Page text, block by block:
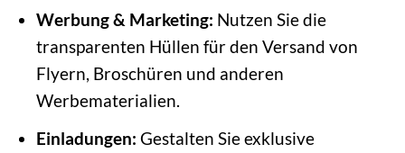
Werbung & Marketing: Nutzen Sie die
transparenten Hüllen für den Versand von
Flyern, Broschüren und anderen
Werbematerialien.
Einladungen: Gestalten Sie exklusive